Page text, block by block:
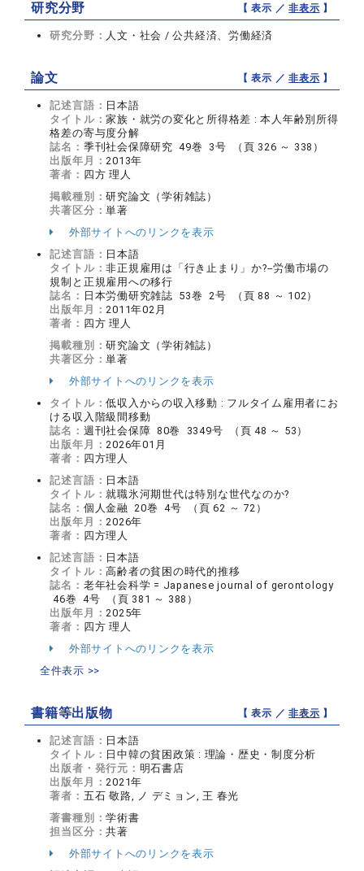
研究分野 【 表示 ／非表示 】
研究分野： 人文・社会 / 公共経済、労働経済
論文 【 表示 ／非表示 】
記述言語： 日本語
タイトル：家族・就労の変化と所得格差 : 本人年齢別所得
格差の寄与度分解
誌名： 季刊社会保障研究 49巻 3号 （頁 326 ～ 338）
出版年月：2013年
著者： 四方 理人
掲載種別：研究論文（学術雑誌）
共著区分：単著
外部サイトへのリンクを表示
記述言語： 日本語
タイトル：非正規雇用は「行き止まり」か?--労働市場の
規制と正規雇用への移行
誌名： 日本労働研究雑誌 53巻 2号 （頁 88 ～ 102）
出版年月：2011年02月
著者： 四方 理人
掲載種別：研究論文（学術雑誌）
共著区分：単著
外部サイトへのリンクを表示
タイトル：低収入からの収入移動 : フルタイム雇用者にお
ける収入階級間移動
誌名： 週刊社会保障 80巻 3349号 （頁 48 ～ 53）
出版年月：2026年01月
著者： 四方理人
記述言語： 日本語
タイトル：就職氷河期世代は特別な世代なのか?
誌名： 個人金融 20巻 4号 （頁 62 ～ 72）
出版年月：2026年
著者： 四方理人
記述言語： 日本語
タイトル：高齢者の貧困の時代的推移
誌名： 老年社会科学 = Japanese journal of gerontology
46巻 4号 （頁 381 ～ 388）
出版年月：2025年
著者： 四方 理人
外部サイトへのリンクを表示
全件表示 >>
書籍等出版物 【 表示 ／非表示 】
記述言語： 日本語
タイトル： 日中韓の貧困政策 : 理論・歴史・制度分析
出版者・発行元： 明石書店
出版年月：2021年
著者： 五石 敬路, ノ デミョン, 王 春光
著書種別：学術書
担当区分：共著
外部サイトへのリンクを表示